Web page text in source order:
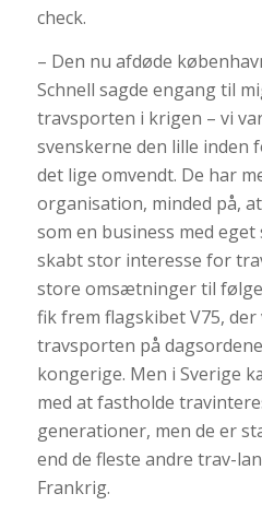
check.
– Den nu afdøde
Schnell sagde engang til
travsporten i krigen – vi
svenskerne den lille inden
det lige omvendt. De har
organisation, minded på,
som en business med
skabt stor interesse for
store omsætninger til
fik frem flagskibet V75,
travsporten på
kongerige. Men i Sverige
med at fastholde
generationer, men de er
end de fleste andre trav-
Frankrig.